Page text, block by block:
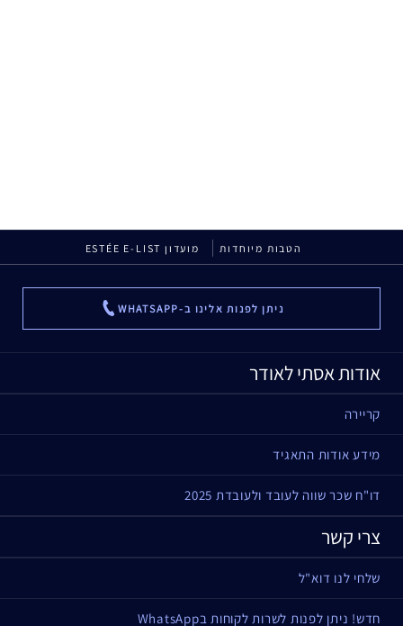
הטבות מיוחדות מועדון ESTÉE E-LIST
ניתן לפנות אלינו ב-WHATSAPP ...
אודות אסתי לאודר
קריירה
מידע אודות התאגיד
דו"ח שכר שווה לעובד ולעובדת 2025
צרי קשר
שלחי לנו דוא"ל
חדש! ניתן לפנות לשרות לקוחות בWhatsApp